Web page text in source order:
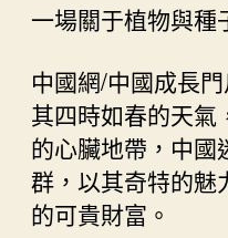
一場關于植物與種
中國網/中國成長
其四時如春的天氣
的心臟地帶，中國
群，以其奇特的魅
的可貴財富。